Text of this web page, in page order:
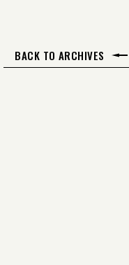
BACK TO ARCHIVES